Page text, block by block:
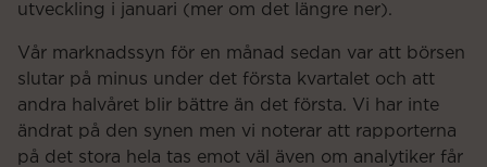
utveckling i januari (mer om det längre ner).
Vår marknadssyn för en månad sedan var att börsen
slutar på minus under det första kvartalet och att
andra halvåret blir bättre än det första. Vi har inte
ändrat på den synen men vi noterar att rapporterna
på det stora hela tas emot väl även om analytiker får